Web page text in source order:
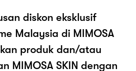
diskon eksklusif
Malaysia di MIMOSA
produk dan/atau
MIMOSA SKIN dengan